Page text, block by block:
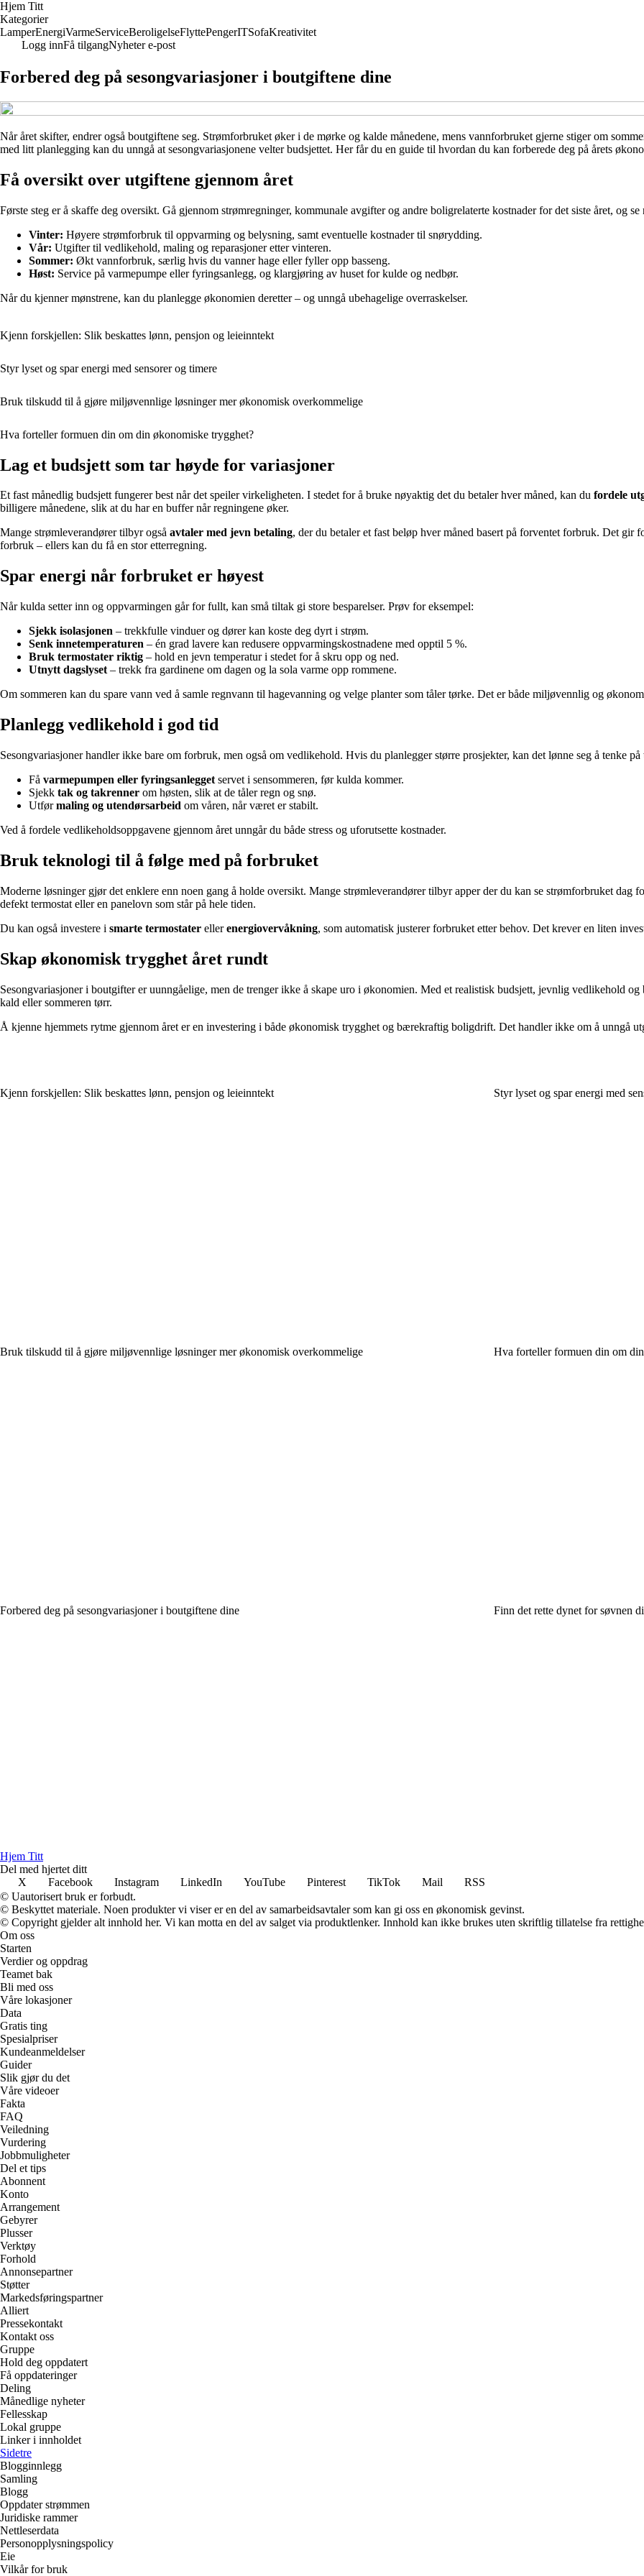
Hjem Titt
Kategorier
LamperEnergiVarmeServiceBeroligelseFlyttePengerITSofaKreativitet
Logg innFå tilgangNyheter e-post
Forbered deg på sesongvariasjoner i boutgiftene dine
Når året skifter, endrer også boutgiftene seg. Strømforbruket øker i de mørke og kalde månedene, mens vannforbruket gjerne stiger om
med litt planlegging kan du unngå at sesongvariasjonene velter budsjettet. Her får du en guide til hvordan du kan forberede deg på årets
Få oversikt over utgiftene gjennom året
Første steg er å skaffe deg oversikt. Gå gjennom strømregninger, kommunale avgifter og andre boligrelaterte kostnader for det siste året, og
Vinter: Høyere strømforbruk til oppvarming og belysning, samt eventuelle kostnader til snørydding.
Vår: Utgifter til vedlikehold, maling og reparasjoner etter vinteren.
Sommer: Økt vannforbruk, særlig hvis du vanner hage eller fyller opp basseng.
Høst: Service på varmepumpe eller fyringsanlegg, og klargjøring av huset for kulde og nedbør.
Når du kjenner mønstrene, kan du planlegge økonomien deretter – og unngå ubehagelige overraskelser.
Kjenn forskjellen: Slik beskattes lønn, pensjon og leieinntekt
Styr lyset og spar energi med sensorer og timere
Bruk tilskudd til å gjøre miljøvennlige løsninger mer økonomisk overkommelige
Hva forteller formuen din om din økonomiske trygghet?
Lag et budsjett som tar høyde for variasjoner
Et fast månedlig budsjett fungerer best når det speiler virkeligheten. I stedet for å bruke nøyaktig det du betaler hver måned, kan du fordele
billigere månedene, slik at du har en buffer når regningene øker.
Mange strømleverandører tilbyr også avtaler med jevn betaling, der du betaler et fast beløp hver måned basert på forventet forbruk. Det gir
forbruk – ellers kan du få en stor etterregning.
Spar energi når forbruket er høyest
Når kulda setter inn og oppvarmingen går for fullt, kan små tiltak gi store besparelser. Prøv for eksempel:
Sjekk isolasjonen – trekkfulle vinduer og dører kan koste deg dyrt i strøm.
Senk innetemperaturen – én grad lavere kan redusere oppvarmingskostnadene med opptil 5 %.
Bruk termostater riktig – hold en jevn temperatur i stedet for å skru opp og ned.
Utnytt dagslyset – trekk fra gardinene om dagen og la sola varme opp rommene.
Om sommeren kan du spare vann ved å samle regnvann til hagevanning og velge planter som tåler tørke. Det er både miljøvennlig og
Planlegg vedlikehold i god tid
Sesongvariasjoner handler ikke bare om forbruk, men også om vedlikehold. Hvis du planlegger større prosjekter, kan det lønne seg å tenke på
Få varmepumpen eller fyringsanlegget servet i sensommeren, før kulda kommer.
Sjekk tak og takrenner om høsten, slik at de tåler regn og snø.
Utførmaling og utendørsarbeid om våren, når været er stabilt.
Ved å fordele vedlikeholdsoppgavene gjennom året unngår du både stress og uforutsette kostnader.
Bruk teknologi til å følge med på forbruket
Moderne løsninger gjør det enklere enn noen gang å holde oversikt. Mange strømleverandører tilbyr apper der du kan se strømforbruket dag
defekt termostat eller en panelovn som står på hele tiden.
Du kan også investere i smarte termostater ellerenergiovervåkning, som automatisk justerer forbruket etter behov. Det krever en liten
Skap økonomisk trygghet året rundt
Sesongvariasjoner i boutgifter er uunngåelige, men de trenger ikke å skape uro i økonomien. Med et realistisk budsjett, jevnlig vedlikehold
kald eller sommeren tørr.
Å kjenne hjemmets rytme gjennom året er en investering i både økonomisk trygghet og bærekraftig boligdrift. Det handler ikke om å unngå
Kjenn forskjellen: Slik beskattes lønn, pensjon og leieinntekt Styr lyset og spar energi med
Bruk tilskudd til å gjøre miljøvennlige løsninger mer økonomisk overkommelige Hva forteller formuen din om
Forbered deg på sesongvariasjoner i boutgiftene dine Finn det rette dynet for søvnen
Hjem Titt
Del med hjertet ditt
X
Facebook Instagram LinkedIn YouTube Pinterest TikTok Mail
RSS
© Uautorisert bruk er forbudt.
© Beskyttet materiale. Noen produkter vi viser er en del av samarbeidsavtaler som kan gi oss en økonomisk gevinst.
© Copyright gjelder alt innhold her. Vi kan motta en del av salget via produktlenker. Innhold kan ikke brukes uten skriftlig tillatelse fra
Om oss
Starten
Verdier og oppdrag
Teamet bak
Bli med oss
Våre lokasjoner
Data
Gratis ting
Spesialpriser
Kundeanmeldelser
Guider
Slik gjør du det
Våre videoer
Fakta
FAQ
Veiledning
Vurdering
Jobbmuligheter
Del et tips
Abonnent
Konto
Arrangement
Gebyrer
Plusser
Verktøy
Forhold
Annonsepartner
Støtter
Markedsføringspartner
Alliert
Pressekontakt
Kontakt oss
Gruppe
Hold deg oppdatert
Få oppdateringer
Deling
Månedlige nyheter
Fellesskap
Lokal gruppe
Linker i innholdet
Sidetre
Blogginnlegg
Samling
Blogg
Oppdater strømmen
Juridiske rammer
Nettleserdata
Personopplysningspolicy
Eie
Vilkår for bruk